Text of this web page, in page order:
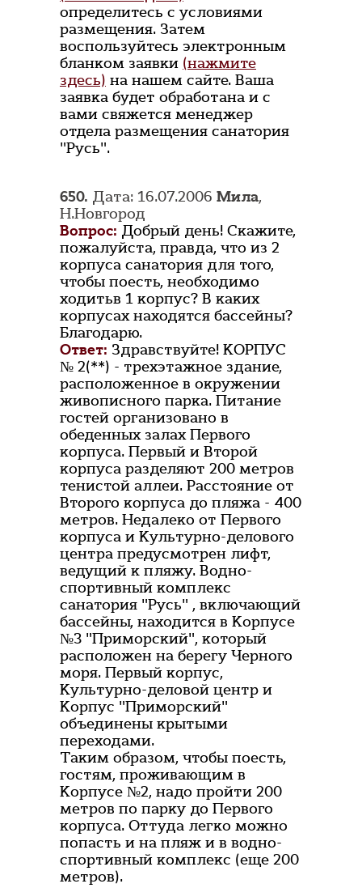
определитесь с условиями
размещения. Затем
воспользуйтесь электронным
бланком заявки (нажмите
здесь) на нашем сайте. Ваша
заявка будет обработана и с
вами свяжется менеджер
отдела размещения санатория
"Русь".
650. Дата: 16.07.2006 Мила,
Н.Новгород
Вопрос: Добрый день! Скажите,
пожалуйста, правда, что из 2
корпуса санатория для того,
чтобы поесть, необходимо
ходитьв 1 корпус? В каких
корпусах находятся бассейны?
Благодарю.
Ответ: Здравствуйте! КОРПУС
№ 2(**) - трехэтажное здание,
расположенное в окружении
живописного парка. Питание
гостей организовано в
обеденных залах Первого
корпуса. Первый и Второй
корпуса разделяют 200 метров
тенистой аллеи. Расстояние от
Второго корпуса до пляжа - 400
метров. Недалеко от Первого
корпуса и Культурно-делового
центра предусмотрен лифт,
ведущий к пляжу. Водно-
спортивный комплекс
санатория "Русь" , включающий
бассейны, находится в Корпусе
№3 "Приморский", который
расположен на берегу Черного
моря. Первый корпус,
Культурно-деловой центр и
Корпус "Приморский"
объединены крытыми
переходами.
Таким образом, чтобы поесть,
гостям, проживающим в
Корпусе №2, надо пройти 200
метров по парку до Первого
корпуса. Оттуда легко можно
попасть и на пляж и в водно-
спортивный комплекс (еще 200
метров).